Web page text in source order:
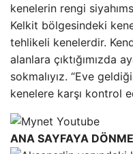
kenelerin rengi
Kelkit bölgesindeki
tehlikeli kenelerdir.
alanlara çıktığımızda
sokmalıyız. “Eve
kenelere karşı kontrol
ANA SAYFAYA